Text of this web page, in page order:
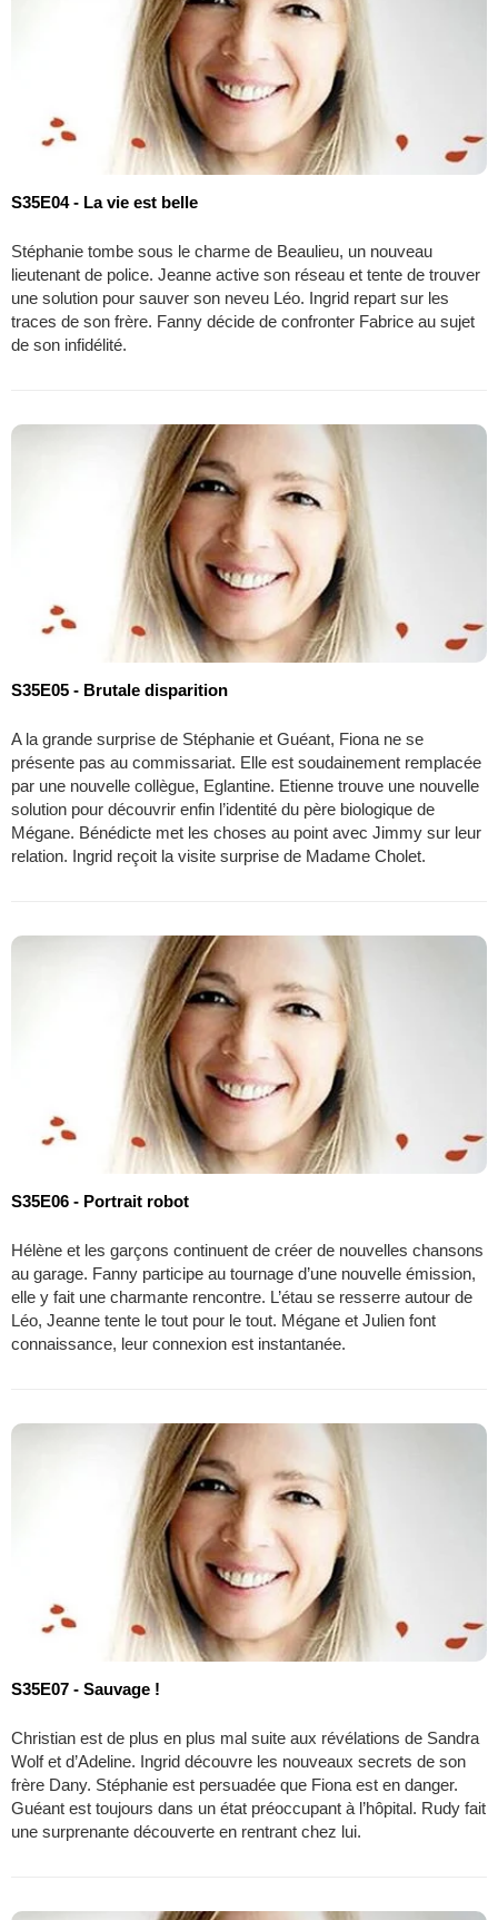
S35E04 - La vie est belle
Stéphanie tombe sous le charme de Beaulieu, un nouveau
lieutenant de police. Jeanne active son réseau et tente de trouver
une solution pour sauver son neveu Léo. Ingrid repart sur les
traces de son frère. Fanny décide de confronter Fabrice au sujet
de son infidélité.
S35E05 - Brutale disparition
A la grande surprise de Stéphanie et Guéant, Fiona ne se
présente pas au commissariat. Elle est soudainement remplacée
par une nouvelle collègue, Eglantine. Etienne trouve une nouvelle
solution pour découvrir enfin l’identité du père biologique de
Mégane. Bénédicte met les choses au point avec Jimmy sur leur
relation. Ingrid reçoit la visite surprise de Madame Cholet.
S35E06 - Portrait robot
Hélène et les garçons continuent de créer de nouvelles chansons
au garage. Fanny participe au tournage d’une nouvelle émission,
elle y fait une charmante rencontre. L’étau se resserre autour de
Léo, Jeanne tente le tout pour le tout. Mégane et Julien font
connaissance, leur connexion est instantanée.
S35E07 - Sauvage !
Christian est de plus en plus mal suite aux révélations de Sandra
Wolf et d’Adeline. Ingrid découvre les nouveaux secrets de son
frère Dany. Stéphanie est persuadée que Fiona est en danger.
Guéant est toujours dans un état préoccupant à l’hôpital. Rudy fait
une surprenante découverte en rentrant chez lui.